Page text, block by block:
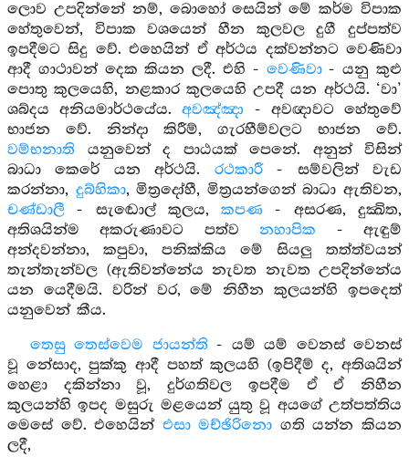
ලොව උපදින්නේ නම්, බොහෝ සෙයින් මේ කර්ම විපාක
හේතුවෙන්, විපාක වශයෙන් හීන කුලවල දුගී දුප්පත්ව
ඉපදීමට සිදු වේ. එහෙයින් ඒ අර්ථය දක්වන්නට වෙණිවා
ආදී ගාථාවන් දෙක කියන ලදී. එහි - වෙණිවා- යනු කුළු
පොතු කුලයෙහි, නළකාර කුලයෙහි උපදී යන අර්ථයි. ‘වා’
ශබ්දය අනියමාර්ථයේය.අවඤ්ඤා - අවඥාවට හේතුවේ
භාජන වේ. නින්දා කිරීම්, ගැරහීම්වලට භාජන වේ.
වම්භනාති යනුවෙන් ද පාඨයක් පෙනේ. අනුන් විසින්
බාධා කෙරේ යන අර්ථයි. රථකාරී- සම්වලින් වැඩ
කරන්නා, දුබ්හිකා, මිත්‍රදෝහී, මිත්‍රයන්ගෙන් බාධා ඇතිවන,
චණ්ඩාලී - සැඬොල් කුලය,කපණ - අසරණ, දුක්‍ඛිත,
අතිශයින්ම අකරුණාවට පත්වනහාපික - ඇඳුම්
අන්දවන්නා, කපුවා, පනික්කිය මේ සියලු තත්ත්වයන්
තැන්තැන්වල (ඇතිවන්නේය නැවත නැවත උපදින්නේය
යන යෙදීමයි. වරින් වර, මේ නිහීන කුලයන්හි ඉපදෙත්
යනුවෙන් කීය.
තෙසු තෙස්වෙම ජායන්ති - යම් යම් වෙනස් වෙනස්
වූ නේසාද, පුක්කු ආදී පහත් කුලයහි (ඉපිදීම් ද, අතිශයින්
හෙළා දකින්නා වූ, දුර්ගතිවල ඉපදීම ඒ ඒ නිහීන
කුලයන්හි ඉපද මසුරු මළයෙන් යුතු වූ අයගේ උත්පත්තිය
මෙසේ වේ. එහෙයින් එසා මච්ඡිරිනො ගති යන්න කියන
ලදී,